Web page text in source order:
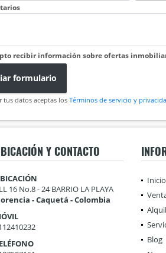
recibir información sobre ofertas
formulario
tus datos aceptas los Términos de servicio y
Y CONTACTO
16 No.8 - 24 BARRIO LA PLAYA
- Caquetá - Colombia
Inicio
Blog